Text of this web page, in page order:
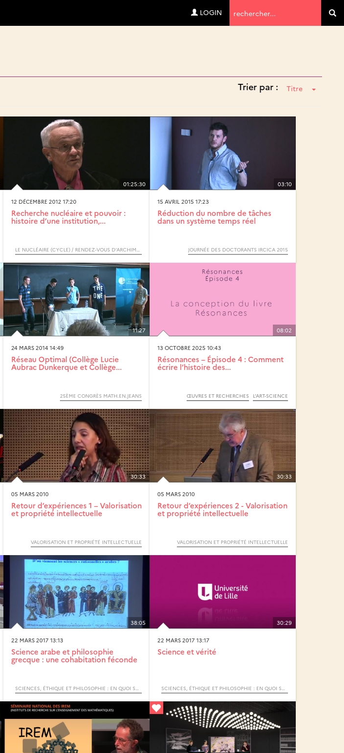
de
recherche
LOGIN
Trier par : Titre
01:25:30
12 DÉCEMBRE 2012 17:20
Recherche nucléaire et pouvoir :
histoire d’une institution,...
LE NUCLÉAIRE (CYCLE) / RENDEZ-VOUS D’ARCHIMÈDE
03:10
15 AVRIL 2015 17:23
Réduction du nombre de tâches
dans un système temps réel
JOURNÉE DES DOCTORANTS IRCICA 2015
11:27
24 MARS 2014 14:49
Réseau Optimal (Collège Lucie
Aubrac Dunkerque et Collège...
25ÈME CONGRÈS MATH.EN.JEANS
08:02
13 OCTOBRE 2025 10:43
Résonances – Épisode 4 : Comment
écrire l’histoire des...
ŒUVRES ET RECHERCHES L’ART-SCIENCE
30:33
05 MARS 2010
Retour d’expériences 1 – Valorisation
et propriété intellectuelle
VALORISATION ET PROPRIÉTÉ INTELLECTUELLE
30:33
05 MARS 2010
Retour d’expériences 2 - Valorisation
et propriété intellectuelle
VALORISATION ET PROPRIÉTÉ INTELLECTUELLE
38:05
22 MARS 2017 13:13
Science arabe et philosophie
grecque : une cohabitation féconde
SCIENCES, ÉTHIQUE ET PHILOSOPHIE : EN QUOI SONT-ELLES INSÉPARABLES ? / 9ÈME JOURNÉE RECHERCHE POLYTECH’LILLE
30:29
22 MARS 2017 13:17
Science et vérité
SCIENCES, ÉTHIQUE ET PHILOSOPHIE : EN QUOI SONT-ELLES INSÉPARABLES ? / 9ÈME JOURNÉE RECHERCHE POLYTECH’LILLE